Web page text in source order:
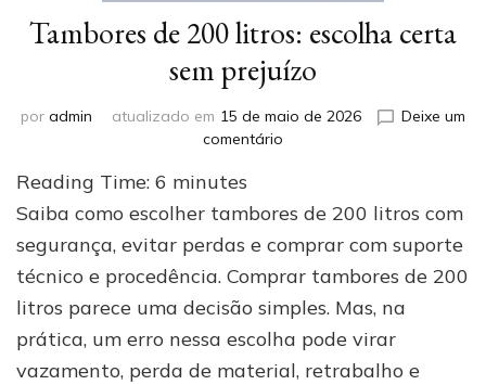
Tambores de 200 litros: escolha certa
sem prejuízo
por admin atualizado em 15 de maio de 2026
Deixe um
comentário
200
escolha
certa
sem
prejuízo
Reading Time: 6 minutes
Saiba como escolher tambores de 200 litros com
segurança, evitar perdas e comprar com suporte
técnico e procedência. Comprar tambores de 200
litros parece uma decisão simples. Mas, na
prática, um erro nessa escolha pode virar
vazamento, perda de material, retrabalho e